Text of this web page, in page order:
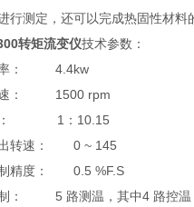
行测定，还可以完成热固性材料
转矩流变仪技术参数：
率： 4.4kw
速： 1500 rpm
： 1：10.15
出转速： 0 ~ 145
精度： 0.5 %F.S
： 5 路测温，其中4 路控温